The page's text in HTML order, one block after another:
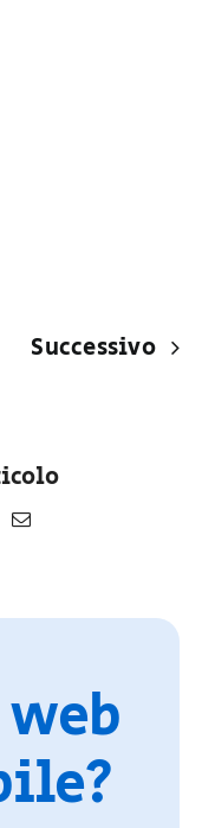
Successivo